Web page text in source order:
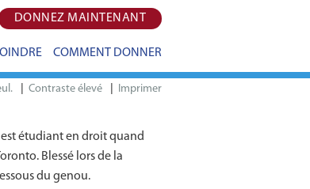
DONNEZ MAINTENANT
COMMENT DONNER
| | Imprimer
étudiant en droit quand
Blessé lors de la
du genou.